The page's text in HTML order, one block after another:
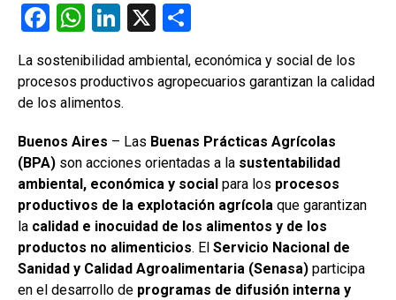
F
ce
b
o
o
k
W
h
at
s
A
p
p
Li
n
ke
dI
n
X
m
ar
tir
La sostenibilidad ambiental, económica y social de los
procesos productivos agropecuarios garantizan la calidad
de los alimentos.
Buenos Aires – Las Buenas Prácticas Agrícolas
(BPA) son acciones orientadas a la sustentabilidad
ambiental, económica y social para los procesos
productivos de la explotación agrícola que garantizan
la calidad e inocuidad de los alimentos y de los
productos no alimenticios. El Servicio Nacional de
Sanidad y Calidad Agroalimentaria (Senasa) participa
en el desarrollo de programas de difusión interna y